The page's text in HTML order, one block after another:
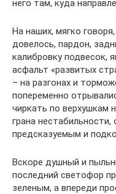
него там, куда
На наших, мягко
довелось, пардон,
калибровку подвесок,
асфальт «развитых
– на разгонах и
попеременно
чиркать по верхушкам
грана
предсказуемым и
Вскоре душный и
последний светофор
зеленым, а впереди